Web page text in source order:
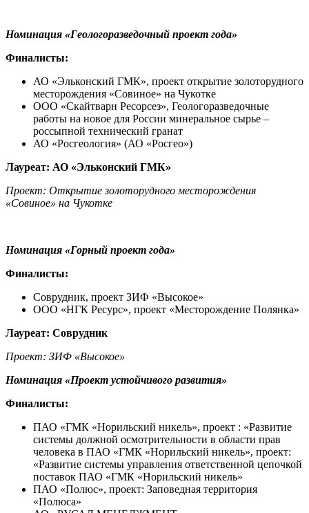
Номинация «Геологоразведочный проект года»
Финалисты:
АО «Эльконский ГМК», проект открытие золоторудного
месторождения «Совиное» на Чукотке
ООО «Скайтварн Ресорсез», Геологоразведочные
работы на новое для России минеральное сырье –
россыпной технический гранат
АО «Росгеология» (АО «Росгео»)
Лауреат: АО «Эльконский ГМК»
Проект: Открытие золоторудного месторождения
«Совиное» на Чукотке
Номинация «Горный проект года»
Финалисты:
Соврудник, проект ЗИФ «Высокое»
ООО «НГК Ресурс», проект «Месторождение Полянка»
Лауреат: Соврудник
Проект: ЗИФ «Высокое»
Номинация «Проект устойчивого развития»
Финалисты:
ПАО «ГМК «Норильский никель», проект : «Развитие
системы должной осмотрительности в области прав
человека в ПАО «ГМК «Норильский никель», проект:
«Развитие системы управления ответственной цепочкой
поставок ПАО «ГМК «Норильский никель»
ПАО «Полюс», проект: Заповедная территория
«Полюса»